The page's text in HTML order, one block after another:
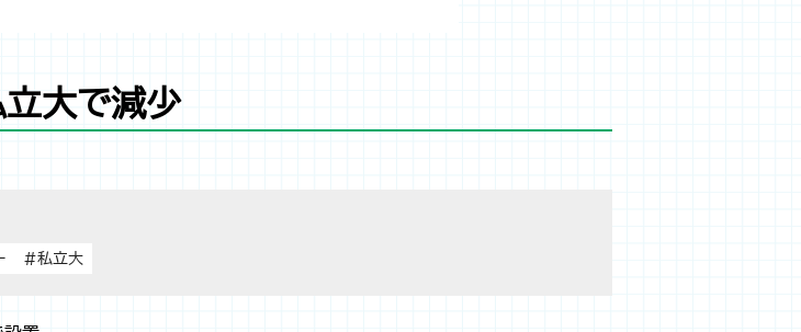
大で減少
#私立大